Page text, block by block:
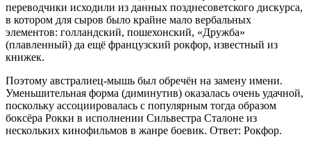
переводчики исходили из данных позднесоветского дискурса,
в котором для сыров было крайне мало вербальных
элементов: голландский, пошехонский, «Дружба»
(плавленный) да ещё французский рокфор, известный из
книжек.
Поэтому австралиец-мышь был обречён на замену имени.
Уменьшительная форма (диминутив) оказалась очень удачной,
поскольку ассоциировалась с популярным тогда образом
боксёра Рокки в исполнении Сильвестра Сталоне из
нескольких кинофильмов в жанре боевик. Ответ: Рокфор.